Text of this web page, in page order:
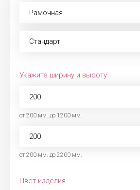
Рамочная
Стандарт
Укажите ширину и высоту
от 200 мм. до 1200 мм.
от 200 мм. до 2200 мм.
Цвет изделия